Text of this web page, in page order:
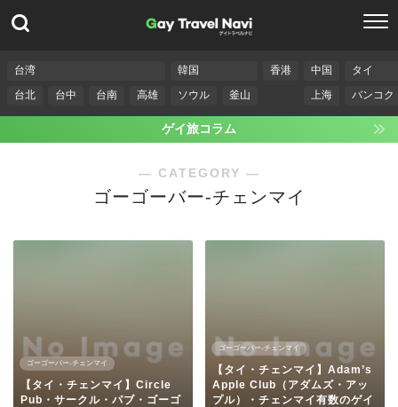
台湾
台北
台中 台南 高雄
韓国
ソウル
釜山
香港
中国
上海
タイ
バンコク
ゲイ旅コラム
― CATEGORY ―
ゴーゴーバー-チェンマイ
ゴーゴーバー-チェンマイ
【タイ・チェンマイ】Circle
Pub・サークル・パブ・ゴーゴ
ゴーゴーバー-チェンマイ
【タイ・チェンマイ】Adam’s
Apple Club（アダムズ・アッ
プル）・チェンマイ有数のゲイ